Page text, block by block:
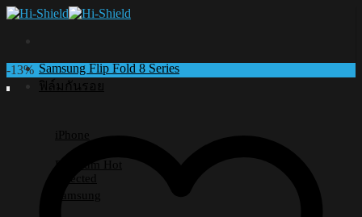
Skip
Samsung Flip Fold 8 Series
ฟิล์มกันรอย
iPhone
Premium
Selected
Samsung
-13%